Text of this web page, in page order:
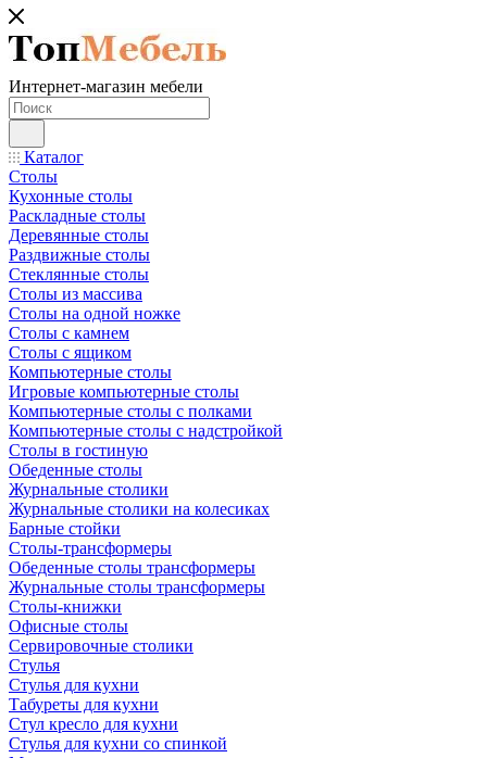
Интернет-магазин мебели
Каталог
Столы
Кухонные столы
Раскладные столы
Деревянные столы
Раздвижные столы
Стеклянные столы
Столы из массива
Столы на одной ножке
Столы с камнем
Столы с ящиком
Компьютерные столы
Игровые компьютерные столы
Компьютерные столы с полками
Компьютерные столы с надстройкой
Столы в гостиную
Обеденные столы
Журнальные столики
Журнальные столики на колесиках
Барные стойки
Столы-трансформеры
Обеденные столы трансформеры
Журнальные столы трансформеры
Столы-книжки
Офисные столы
Сервировочные столики
Стулья
Стулья для кухни
Табуреты для кухни
Стул кресло для кухни
Стулья для кухни со спинкой